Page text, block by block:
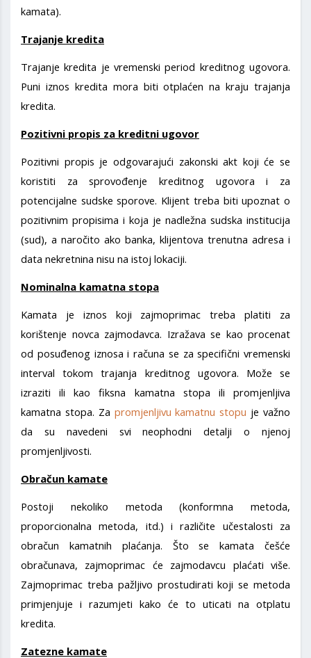
kamata).
Trajanje kredita
Trajanje kredita je vremenski period kreditnog ugovora.
Puni iznos kredita mora biti otplaćen na kraju trajanja
kredita.
Pozitivni propis za kreditni ugovor
Pozitivni propis je odgovarajući zakonski akt koji će se
koristiti za sprovođenje kreditnog ugovora i za
potencijalne sudske sporove. Klijent treba biti upoznat o
pozitivnim propisima i koja je nadležna sudska institucija
(sud), a naročito ako banka, klijentova trenutna adresa i
data nekretnina nisu na istoj lokaciji.
Nominalna kamatna stopa
Kamata je iznos koji zajmoprimac treba platiti za
korištenje novca zajmodavca. Izražava se kao procenat
od posuđenog iznosa i računa se za specifični vremenski
interval tokom trajanja kreditnog ugovora. Može se
izraziti ili kao fiksna kamatna stopa ili promjenljiva
kamatna stopa. Za promjenljivu kamatnu stopu je važno
da su navedeni svi neophodni detalji o njenoj
promjenljivosti.
Obračun kamate
Postoji nekoliko metoda (konformna metoda,
proporcionalna metoda, itd.) i različite učestalosti za
obračun kamatnih plaćanja. Što se kamata češće
obračunava, zajmoprimac će zajmodavcu plaćati više.
Zajmoprimac treba pažljivo prostudirati koji se metodа
primjenjuje i razumjeti kako će to uticati na otplatu
kredita.
Zatezne kamate